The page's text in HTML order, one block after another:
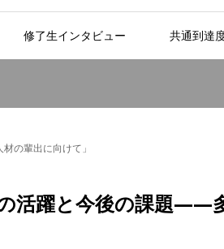
修了生インタビュー 共通到達
の輩出に向けて」
活躍と今後の課題――